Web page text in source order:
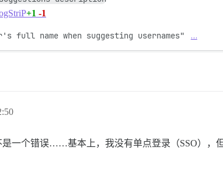
+1 -1
name when suggesting usernames" …
是一个错误……基本上，我没有单点登录（SSO）